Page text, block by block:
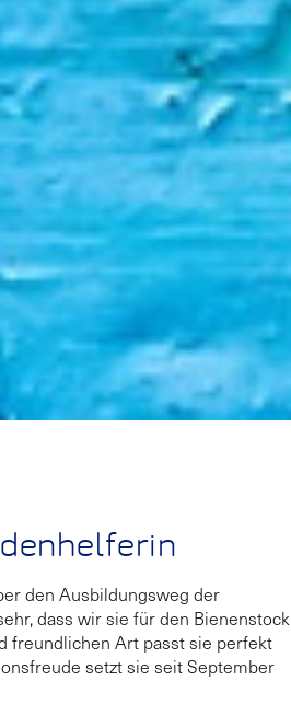
den Ausbildungsweg der
dass wir sie für den Bienenstock
freundlichen Art passt sie perfekt
setzt sie seit September